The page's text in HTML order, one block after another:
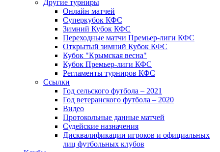
Другие турниры
Онлайн матчей
Суперкубок КФС
Зимний Кубок КФС
Переходные матчи Премьер-лиги КФС
Открытый зимний Кубок КФС
Кубок "Крымская весна"
Кубок Премьер-лиги КФС
Регламенты турниров КФС
Ссылки
Год сельского футбола – 2021
Год ветеранского футбола – 2020
Видео
Протокольные данные матчей
Судейские назначения
Дисквалификации игроков и официальных
лиц футбольных клубов